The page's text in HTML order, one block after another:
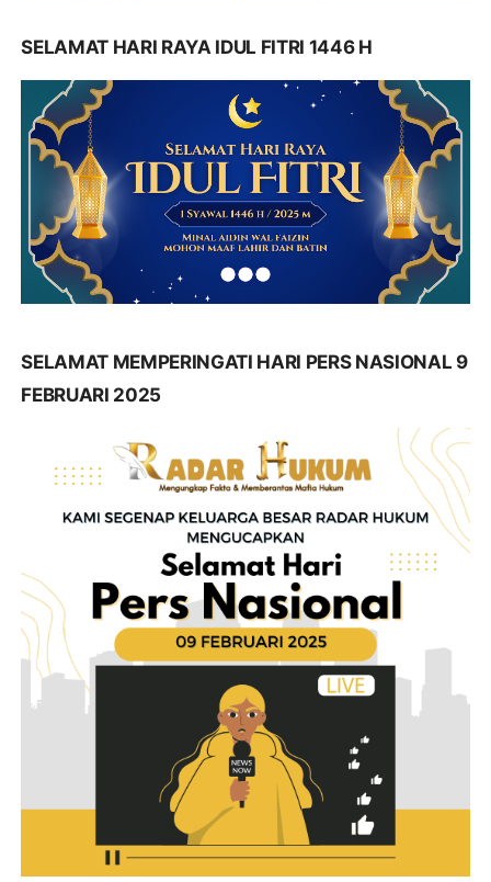
SELAMAT HARI RAYA IDUL FITRI 1446 H
SELAMAT MEMPERINGATI HARI PERS NASIONAL 9
FEBRUARI 2025